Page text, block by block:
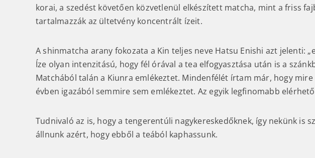
korai, a szedést követően közvetlenül elkészített matcha, mint a friss
tartalmazzák az ültetvény koncentrált ízeit.
A shinmatcha arany fokozata a Kin teljes neve Hatsu Enishi azt jelenti:
Íze olyan intenzitású, hogy fél órával a tea elfogyasztása után is a
Matchából talán a Kiunra emlékeztet. Mindenfélét írtam már, hogy
évben igazából semmire sem emlékeztet. Az egyik legfinomabb
Tudnivaló az is, hogy a tengerentúli nagykereskedőknek, így nekünk is
állnunk azért, hogy ebből a teából kaphassunk.